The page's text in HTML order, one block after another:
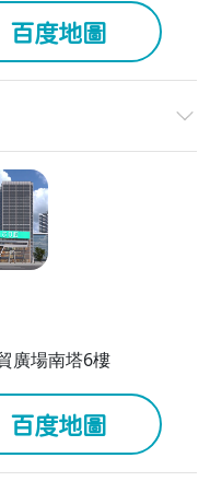
百度地圖
廣場南塔6樓
百度地圖